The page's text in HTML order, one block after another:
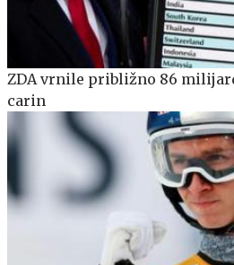
ZDA vrnile približno 86
carin